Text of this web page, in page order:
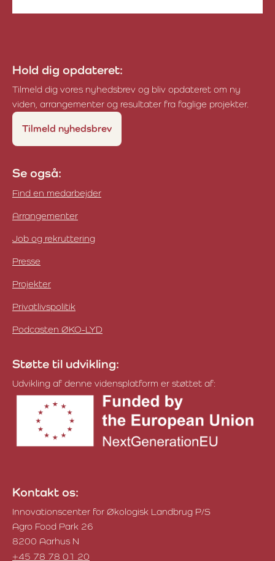
Hold dig opdateret:
Tilmeld dig vores nyhedsbrev og bliv opdateret om ny
viden, arrangementer og resultater fra faglige projekter.
Tilmeld nyhedsbrev
Se også:
Find en medarbejder
Arrangementer
Job og rekruttering
Presse
Projekter
Privatlivspolitik
Podcasten ØKO-LYD
Støtte til udvikling:
Udvikling af denne vidensplatform er støttet af:
Kontakt os:
Innovationscenter for Økologisk Landbrug P/S
Agro Food Park 26
8200 Aarhus N
+45 78 78 01 20